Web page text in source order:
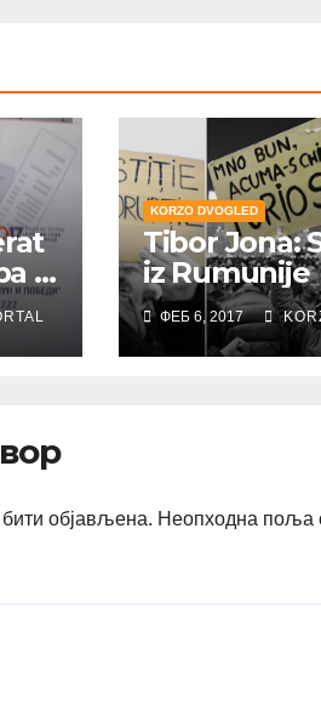
u
KORZO DVOGLED
Tibor Jona:
iz Rumunije
ФЕБ 6, 2017
објављена. Неопходна поља